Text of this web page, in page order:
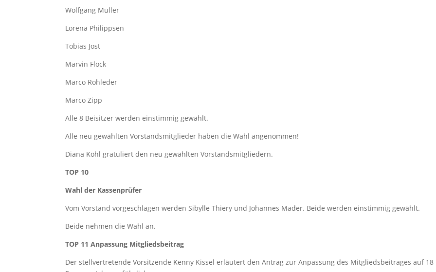
Wolfgang Müller
Lorena Philippsen
Tobias Jost
Marvin Flöck
Marco Rohleder
Marco Zipp
Alle 8 Beisitzer werden einstimmig gewählt.
Alle neu gewählten Vorstandsmitglieder haben die Wahl angenommen!
Diana Köhl gratuliert den neu gewählten Vorstandsmitgliedern.
TOP 10
Wahl der Kassenprüfer
Vom Vorstand vorgeschlagen werden Sibylle Thiery und Johannes Mader. Beide werden einstimmig gewählt.
Beide nehmen die Wahl an.
TOP 11 Anpassung Mitgliedsbeitrag
Der stellvertretende Vorsitzende Kenny Kissel erläutert den Antrag zur Anpassung des Mitgliedsbeitrages auf 18